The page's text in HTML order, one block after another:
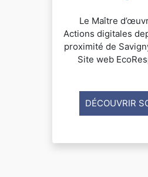
Le Maître
Actions digitales
proximité de
Site web
DÉCOUVRIR